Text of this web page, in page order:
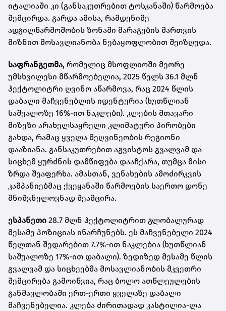
იტალიაში კი (განსაკუთრებით ტოსკანაში) წარმოება
შემცირდა. გარდა ამისა, რამდენიმე
ადგილწარმოშობის ზონაში მარაგების მართვის
მიზნით მოსავლიანობა ნებაყოფლობით შეიზღუდა.
საფრანგეთმა, რომელიც მსოფლიოში მეორე
უმსხვილესი მწარმოებელია, 2025 წელს 36.1 მლნ
ჰექტოლიტრი ღვინო აწარმოვა, რაც 2024 წლის
დაბალი მაჩვენებლის იდენტურია (ხუთწლიან
საშუალოზე 16%-ით ნაკლები). კლების მთავარი
მიზეზი არახელსაყრელი კლიმატური პირობები
გახდა, რამაც ყველა მეღვინეობის რეგიონი
დააზიანა. განსაკუთრებით აგვისტოს გვალვამ და
სიცხემ ყურძნის დამწიფება დააჩქარა, თუმცა მისი
ზრდა შეაფერხა. ამასთან, ვენახების ამოძირკვის
კამპანიებმაც ქვეყანაში წარმოების საერთო დონე
მნიშვნელოვნად შეამცირა.
ესპანეთი 28.7 მლნ ჰექტოლიტრით გლობალურად
მესამე პოზიციას ინარჩუნებს. ეს მაჩვენებელი 2024
წელთან შედარებით 7.7%-ით ნაკლებია (ხუთწლიან
საშუალოზე 17%-ით დაბალი). ზედიზედ მესამე წლის
გვალვამ და სიცხეებმა მოსავლიანობის მკვეთრი
შემცირება გამოიწვია, რაც ბოლო ათწლეულების
განმავლობაში ერთ-ერთი ყველაზე დაბალი
მაჩვენებელია. კლება ძირითადად კასტილია-ლა